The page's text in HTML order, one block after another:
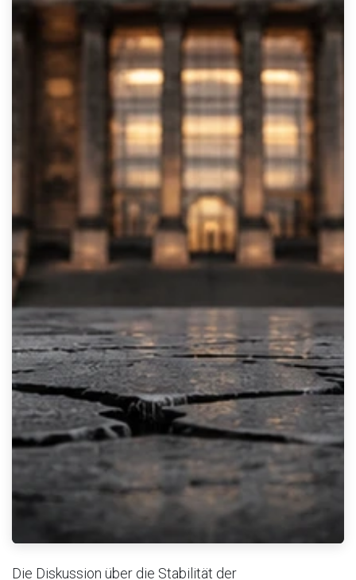
Die Diskussion über die Stabilität der